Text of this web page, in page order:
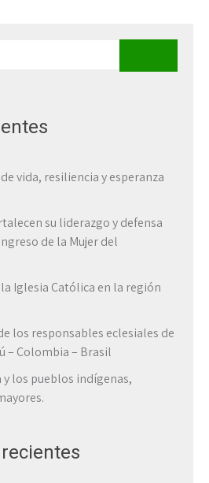
vida, resiliencia y esperanza
su liderazgo y defensa
de la Mujer del
Iglesia Católica en la región
los responsables eclesiales de
– Colombia – Brasil
los pueblos indígenas,